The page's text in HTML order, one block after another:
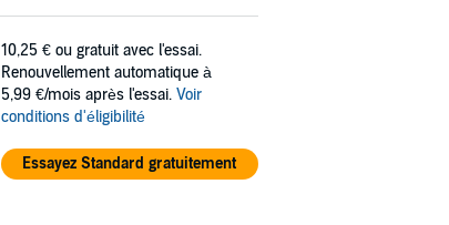
10,25 € ou gratuit avec l'essai.
Renouvellement automatique à
5,99 €/mois après l'essai. Voir
conditions d'éligibilité
Essayez Standard gratuitement